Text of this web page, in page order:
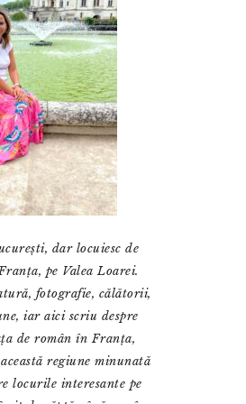
dar locuiesc de
pe Valea Loarei.
fotografie, călătorii,
iar aici scriu despre
de român în Franța,
regiune minunată
locurile interesante pe